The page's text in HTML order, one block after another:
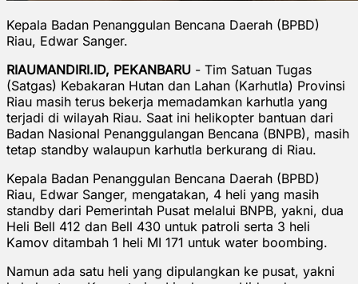
Kepala Badan Penanggulan Bencana Daerah (BPBD)
Riau, Edwar Sanger.
RIAUMANDIRI.ID, PEKANBARU - Tim Satuan Tugas
(Satgas) Kebakaran Hutan dan Lahan (Karhutla) Provinsi
Riau masih terus bekerja memadamkan karhutla yang
terjadi di wilayah Riau. Saat ini helikopter bantuan dari
Badan Nasional Penanggulangan Bencana (BNPB), masih
tetap standby walaupun karhutla berkurang di Riau.
Kepala Badan Penanggulan Bencana Daerah (BPBD)
Riau, Edwar Sanger, mengatakan, 4 heli yang masih
standby dari Pemerintah Pusat melalui BNPB, yakni, dua
Heli Bell 412 dan Bell 430 untuk patroli serta 3 heli
Kamov ditambah 1 heli MI 171 untuk water boombing.
Namun ada satu heli yang dipulangkan ke pusat, yakni